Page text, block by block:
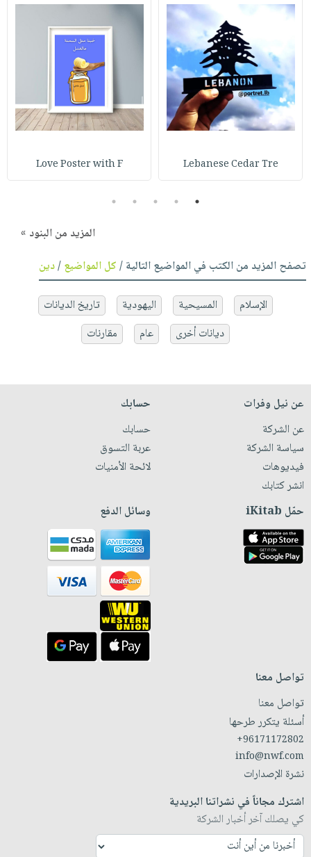
Lebanese Cedar Tre
Love Poster with F
1
2
3
4
5
المزيد من البنود »
تصفح المزيد من الكتب في المواضيع التالية /كل المواضيع/دين
الإسلام المسيحية اليهودية
تاريخ الديانات
ديانات أخرى
عام مقارنات
عن نيل وفرات
عن الشركة
سياسة الشركة
فيديوهات
انشر كتابك
حسابك
حسابك
عربة التسوق
لائحة الأمنيات
حمّل iKitab وسائل الدفع
تواصل معنا
تواصل معنا
أسئلة يتكرر طرحها
+96171172802
info@nwf.com
نشرة الإصدارات
اشترك مجاناً في نشراتنا البريدية
كي يصلك آخر أخبار الشركة